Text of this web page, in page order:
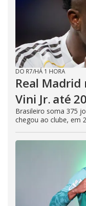
DO R7/HÁ 1 HORA
Real
Vini Jr. até
Brasileiro soma 375
chegou ao clube, em